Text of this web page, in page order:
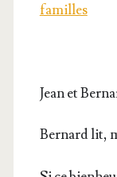
familles
Jean et
Ber­nard lit,